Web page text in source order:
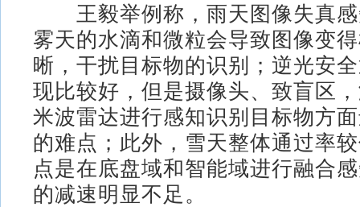
王毅举例称，雨天图像失真感
雾天的水滴和微粒会导致图像变
晰，干扰目标物的识别；逆光安
现比较好，但是摄像头、致盲区
米波雷达进行感知识别目标物方
的难点；此外，雪天整体通过率
点是在底盘域和智能域进行融合
的减速明显不足。